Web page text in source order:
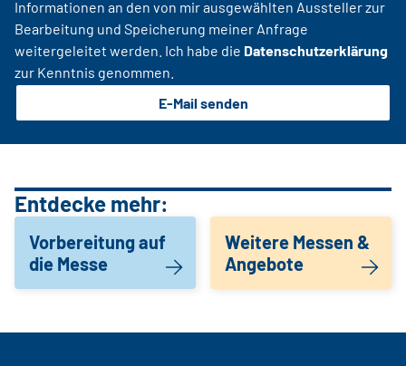
Informationen an den von mir ausgewählten Aussteller zur
Bearbeitung und Speicherung meiner Anfrage
weitergeleitet werden. Ich habe die Datenschutzerklärung
zur Kenntnis genommen.
E-Mail senden
Entdecke mehr:
Vorbereitung auf
die Messe
Weitere Messen &
Angebote